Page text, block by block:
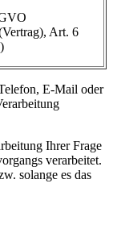
Art. 6
E-Mail oder
Ihrer Frage
verarbeitet.
solange es das